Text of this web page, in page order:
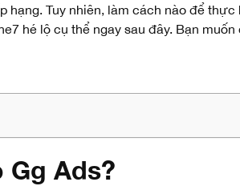
hạng. Tuy nhiên, làm cách nào để thực
hé lộ cụ thể ngay sau đây. Bạn muốn
Gg Ads?